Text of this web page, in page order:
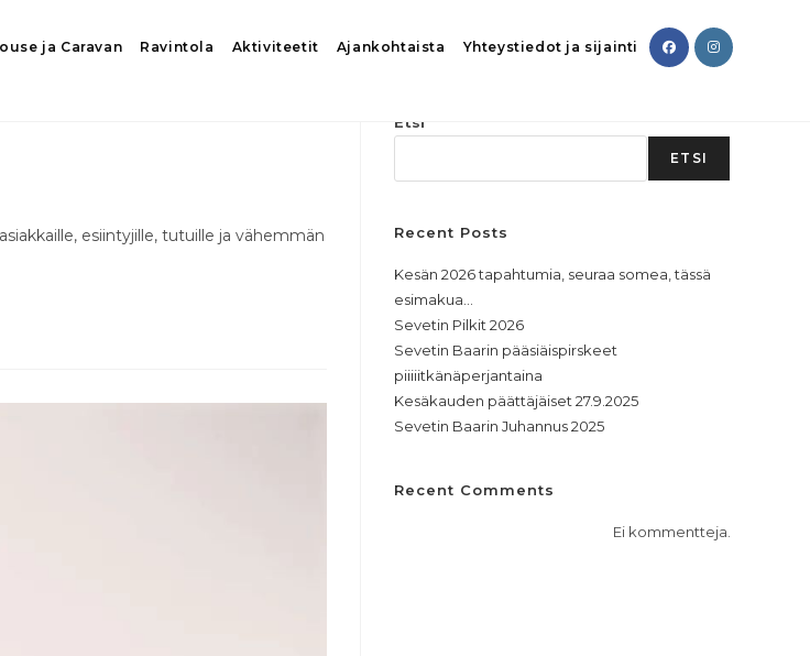
ja Caravan Ravintola Aktiviteetit Ajankohtaista Yhteystiedot ja sijainti
esiintyjille, tutuille ja vähemmän
Etsi
ETSI
Recent Posts
Kesän 2026 tapahtumia, seuraa somea, tässä
esimakua…
Sevetin Pilkit 2026
Sevetin Baarin pääsiäispirskeet
piiiiitkänäperjantaina
Kesäkauden päättäjäiset 27.9.2025
Sevetin Baarin Juhannus 2025
Recent Comments
Ei kommentteja.